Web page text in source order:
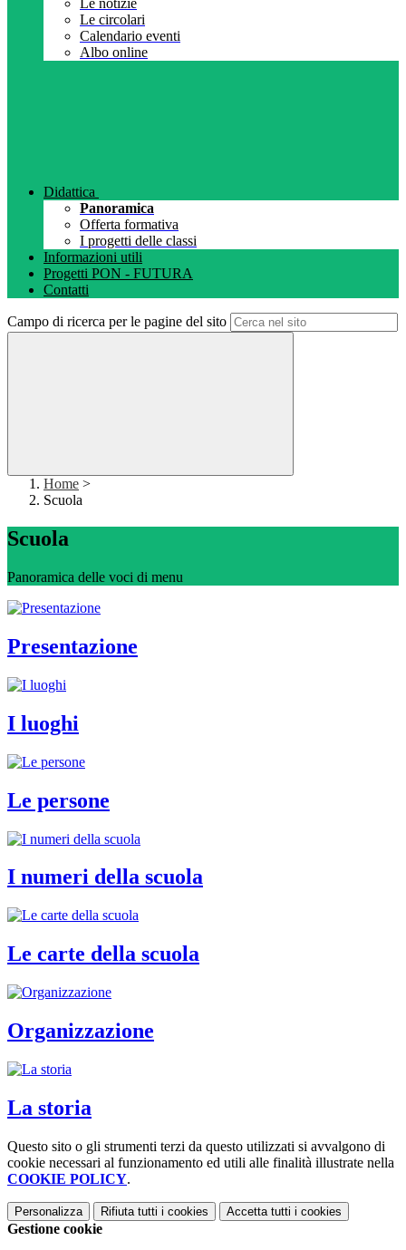
Le notizie
Le circolari
Calendario eventi
Albo online
Didattica
Panoramica
Offerta formativa
I progetti delle classi
Informazioni utili
Progetti PON - FUTURA
Contatti
Campo di ricerca per le pagine del sito
Home >
Scuola
Scuola
Panoramica delle voci di menu
Presentazione
I luoghi
Le persone
I numeri della scuola
Le carte della scuola
Organizzazione
La storia
Questo sito o gli strumenti terzi da questo utilizzati si avvalgono di
cookie necessari al funzionamento ed utili alle finalità illustrate nella
COOKIE POLICY.
Personalizza Rifiuta tutti i cookies Accetta tutti i cookies
Gestione cookie